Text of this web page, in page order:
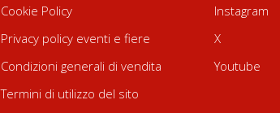
Cookie Policy
Privacy policy eventi e fiere
Condizioni generali di vendita
Termini di utilizzo del sito
Instagram
X
Youtube